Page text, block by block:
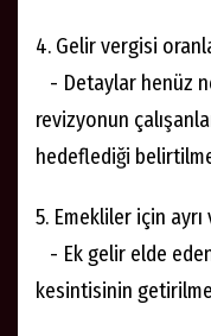
4. Gelir vergisi
- Detaylar henüz
revizyonun
hedeflediği
5. Emekliler için ayrı
- Ek gelir elde
kesintisinin